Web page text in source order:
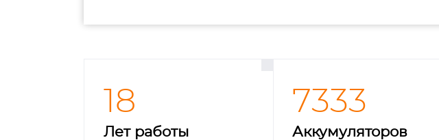
18
Лет работы
7333
Аккумуляторов